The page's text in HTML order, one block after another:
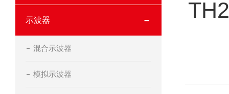
示波器
混合示波器
模拟示波器